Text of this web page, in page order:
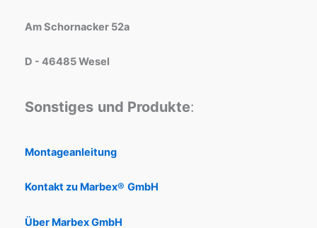
Am Schornacker 52a
D - 46485 Wesel
Sonstiges und Produkte:
Montageanleitung
Kontakt zu Marbex® GmbH
Über Marbex GmbH